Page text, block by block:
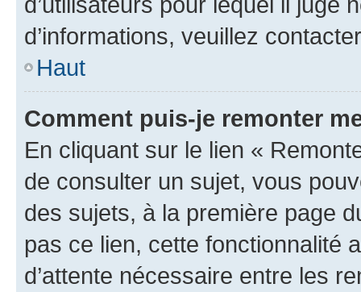
d’informations, veuillez
Haut
Comment puis-je remonter
En cliquant sur le lien «
de consulter un sujet, vous
des sujets, à la première page
pas ce lien, cette fonctionnalité
d’attente nécessaire entre les